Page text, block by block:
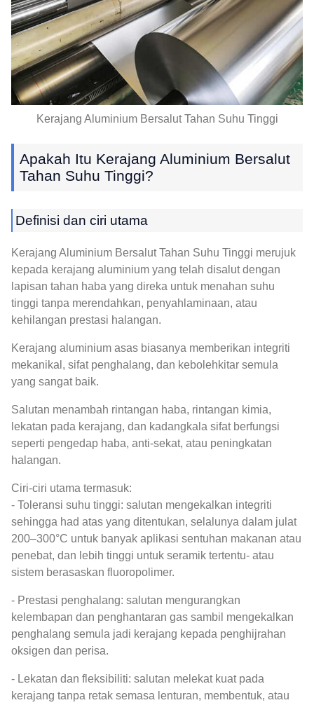
Kerajang Aluminium Bersalut Tahan Suhu Tinggi
Apakah Itu Kerajang Aluminium Bersalut
Tahan Suhu Tinggi?
Definisi dan ciri utama
Kerajang Aluminium Bersalut Tahan Suhu Tinggi merujuk
kepada kerajang aluminium yang telah disalut dengan
lapisan tahan haba yang direka untuk menahan suhu
tinggi tanpa merendahkan, penyahlaminaan, atau
kehilangan prestasi halangan.
Kerajang aluminium asas biasanya memberikan integriti
mekanikal, sifat penghalang, dan kebolehkitar semula
yang sangat baik.
Salutan menambah rintangan haba, rintangan kimia,
lekatan pada kerajang, dan kadangkala sifat berfungsi
seperti pengedap haba, anti-sekat, atau peningkatan
halangan.
Ciri-ciri utama termasuk:
- Toleransi suhu tinggi: salutan mengekalkan integriti
sehingga had atas yang ditentukan, selalunya dalam julat
200–300°C untuk banyak aplikasi sentuhan makanan atau
penebat, dan lebih tinggi untuk seramik tertentu- atau
sistem berasaskan fluoropolimer.
- Prestasi penghalang: salutan mengurangkan
kelembapan dan penghantaran gas sambil mengekalkan
penghalang semula jadi kerajang kepada penghijrahan
oksigen dan perisa.
- Lekatan dan fleksibiliti: salutan melekat kuat pada
kerajang tanpa retak semasa lenturan, membentuk, atau